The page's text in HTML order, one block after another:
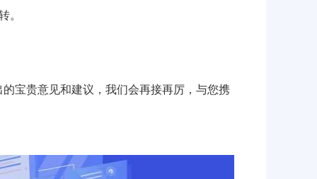
。
宝贵意见和建议，我们会再接再厉，与您携